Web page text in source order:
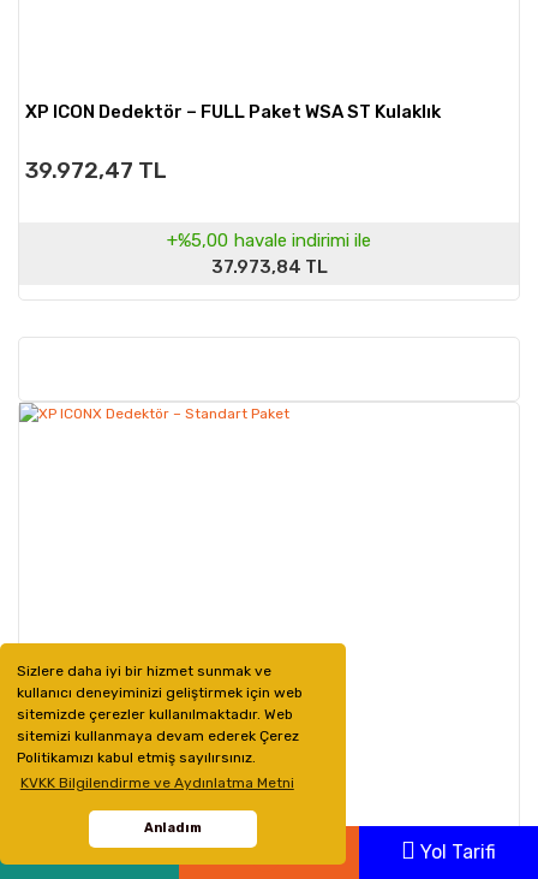
Sizlere daha iyi bir hizmet sunmak ve
kullanıcı deneyiminizi geliştirmek için web
sitemizde çerezler kullanılmaktadır. Web
sitemizi kullanmaya devam ederek Çerez
Politikamızı kabul etmiş sayılırsınız.
KVKK Bilgilendirme ve Aydınlatma Metni
Anladım
XP ICON Dedektör – FULL Paket WSA ST Kulaklık
39.972,47 TL
+%5,00 havale indirimi ile
37.973,84 TL
Whatsapp Yol Tarifi